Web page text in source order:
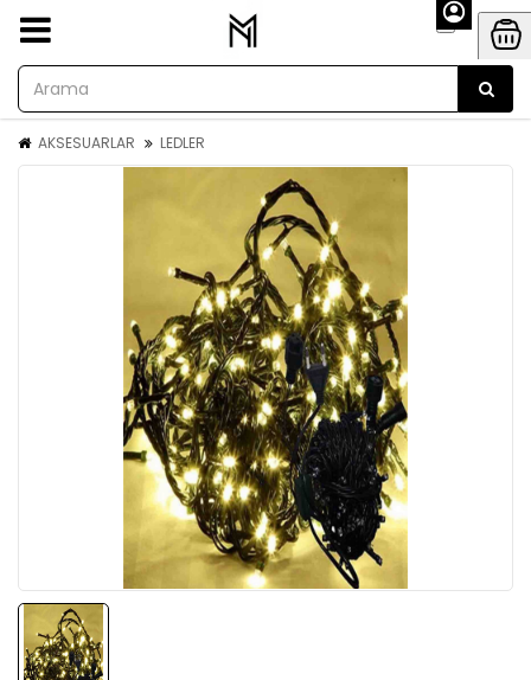
AKSESUARLAR LEDLER